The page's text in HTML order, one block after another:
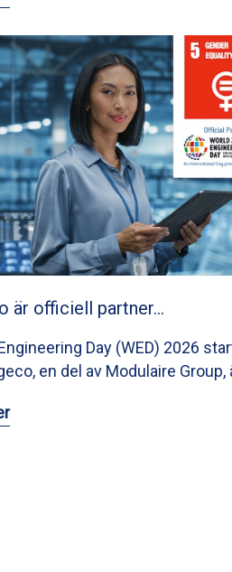
är officiell partner…
Day (WED) 2026
en del av Modulaire